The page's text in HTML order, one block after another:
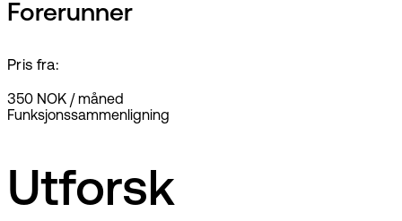
Forerunner
Pris fra:
350 NOK / måned
Funksjonssammenligning
Utforsk